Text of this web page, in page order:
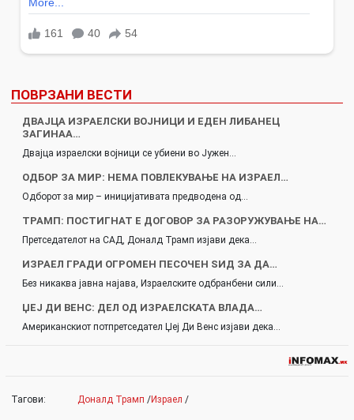
ПОВРЗАНИ ВЕСТИ
ДВАЈЦА ИЗРАЕЛСКИ ВОЈНИЦИ И ЕДЕН ЛИБАНЕЦ
ЗАГИНАА…
Двајца израелски војници се убиени во Јужен…
ОДБОР ЗА МИР: НЕМА ПОВЛЕКУВАЊЕ НА ИЗРАЕЛ…
Одборот за мир – иницијативата предводена од…
ТРАМП: ПОСТИГНАТ Е ДОГОВОР ЗА РАЗОРУЖУВАЊЕ НА…
Претседателот на САД, Доналд Трамп изјави дека…
ИЗРАЕЛ ГРАДИ ОГРОМЕН ПЕСОЧЕН ЅИД ЗА ДА…
Без никаква јавна најава, Израелските одбранбени сили…
ЏЕЈ ДИ ВЕНС: ДЕЛ ОД ИЗРАЕЛСКАТА ВЛАДА…
Американскиот потпретседател Џеј Ди Венс изјави дека…
Тагови: Доналд Трамп /Израел /